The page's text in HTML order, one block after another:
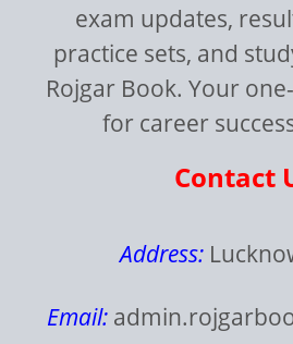
exam updates,
practice sets, and
Rojgar Book. Your
for career
Contact
Address:
Email: